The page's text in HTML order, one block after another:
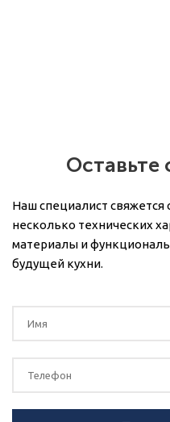
Оставьте
Наш специалист свяжется
несколько технических
материалы и
будущей кухни.